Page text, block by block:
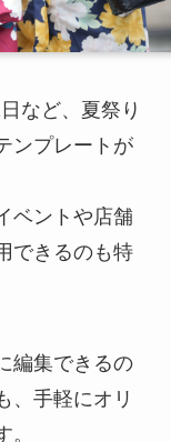
など、夏祭り
ンプレートが
ベントや店舗
できるのも特
編集できるの
、手軽にオリ